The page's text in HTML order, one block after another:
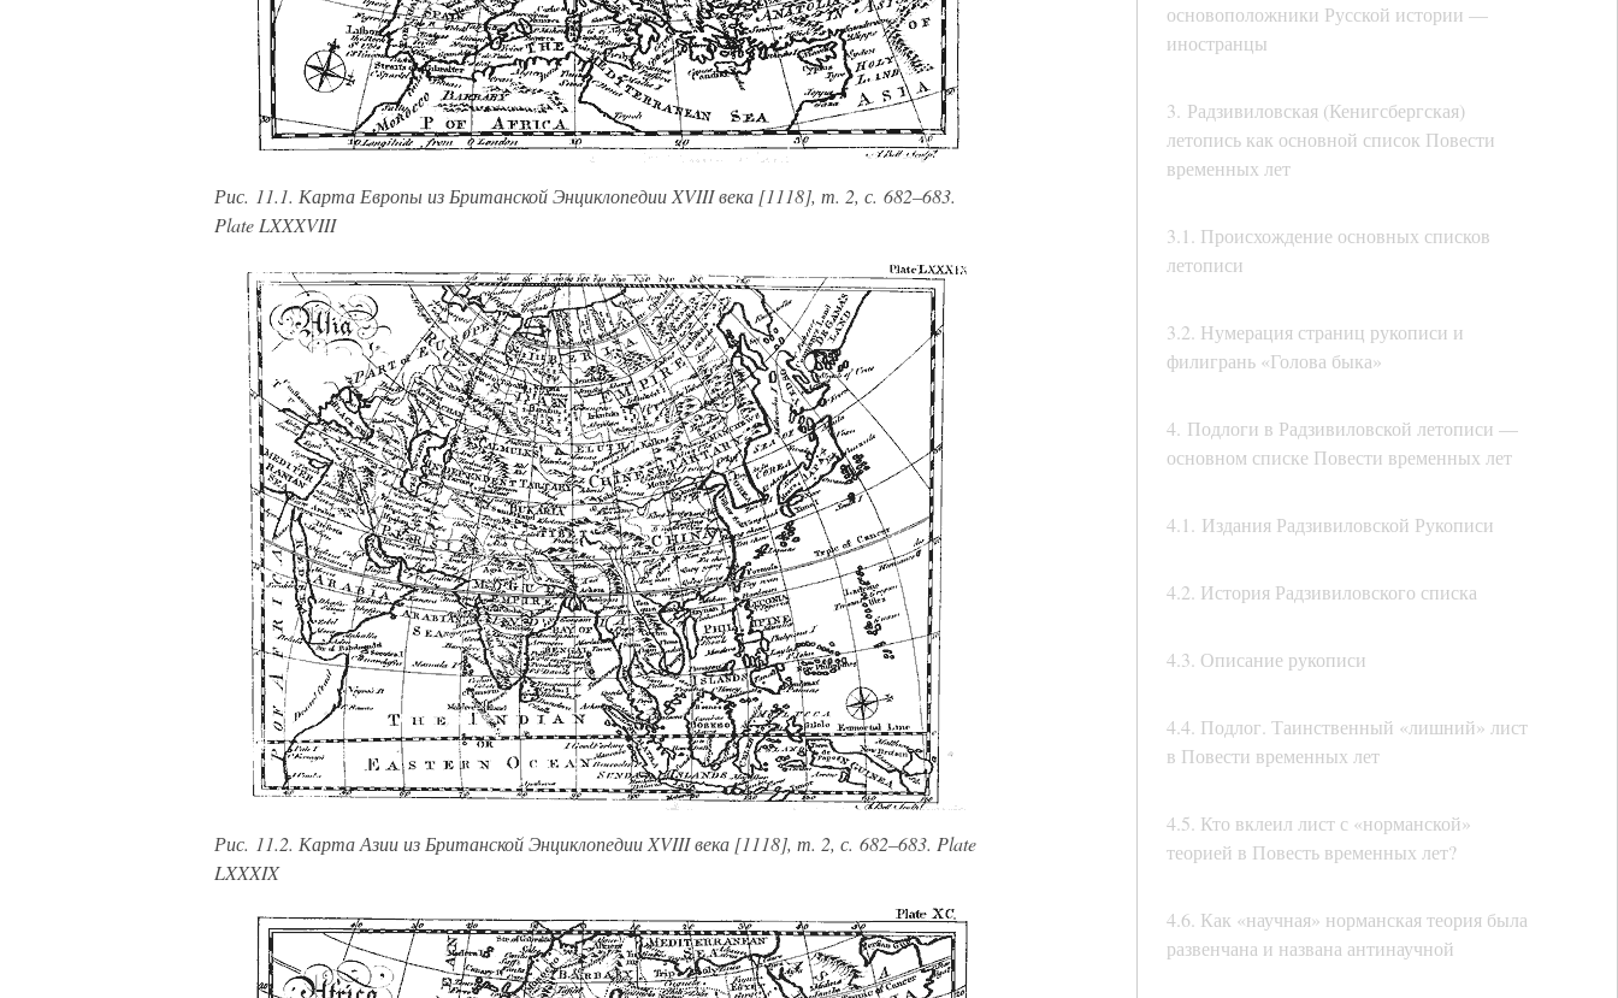
основоположники Русской истории —
иностранцы
3. Радзивиловская (Кенигсбергская)
летопись как основной список Повести
временных лет
3.1. Происхождение основных списков
летописи
3.2. Нумерация страниц рукописи и
филигрань «Голова быка»
4. Подлоги в Радзивиловской летописи —
основном списке Повести временных лет
4.1. Издания Радзивиловской Рукописи
4.2. История Радзивиловского списка
4.3. Описание рукописи
4.4. Подлог. Таинственный «лишний» лист
в Повести временных лет
4.5. Кто вклеил лист с «норманской»
теорией в Повесть временных лет?
4.6. Как «научная» норманская теория была
развенчана и названа антинаучной
Рис. 11.1. Карта Европы из Британской Энциклопедии XVIII века [1118], т. 2, с. 682–683.
Plate LXXXVIII
Рис. 11.2. Карта Азии из Британской Энциклопедии XVIII века [1118], т. 2, с. 682–683. Plate
LXXXIX